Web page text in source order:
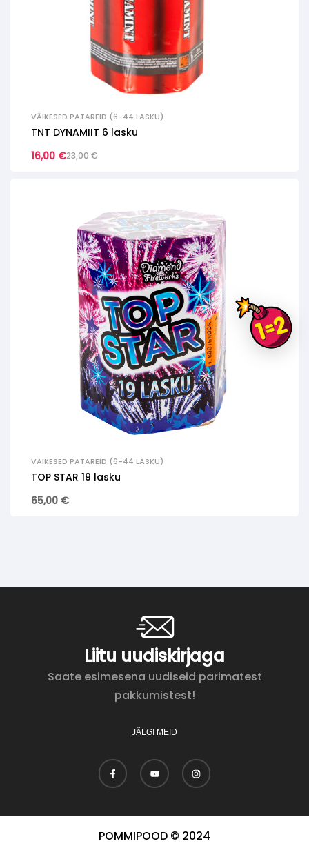
VÄIKESED PATAREID (6-44 LASKU)
TNT DYNAMIIT 6 lasku
23,00€
16,00 €
VÄIKESED PATAREID (6-44 LASKU)
TOP STAR 19 lasku
65,00 €
Liitu uudiskirjaga
Saate esimesena uudiseid parimatest
pakkumistest!
JÄLGI MEID
POMMIPOOD © 2024